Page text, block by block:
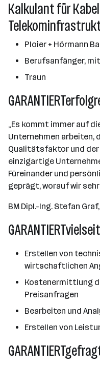
Kalkulant für
Ploier + Hörmann
Berufsanfänger,
Traun
„Es kommt immer auf
Unternehmen arbeiten,
Qualitätsfaktor und der
einzigartige
Füreinander und
geprägt, worauf wir
BM Dipl.-Ing. Stefan Graf,
Erstellen von
wirtschaftlichen
Kostenermittlung
Preisanfragen
Bearbeiten und
Erstellen von